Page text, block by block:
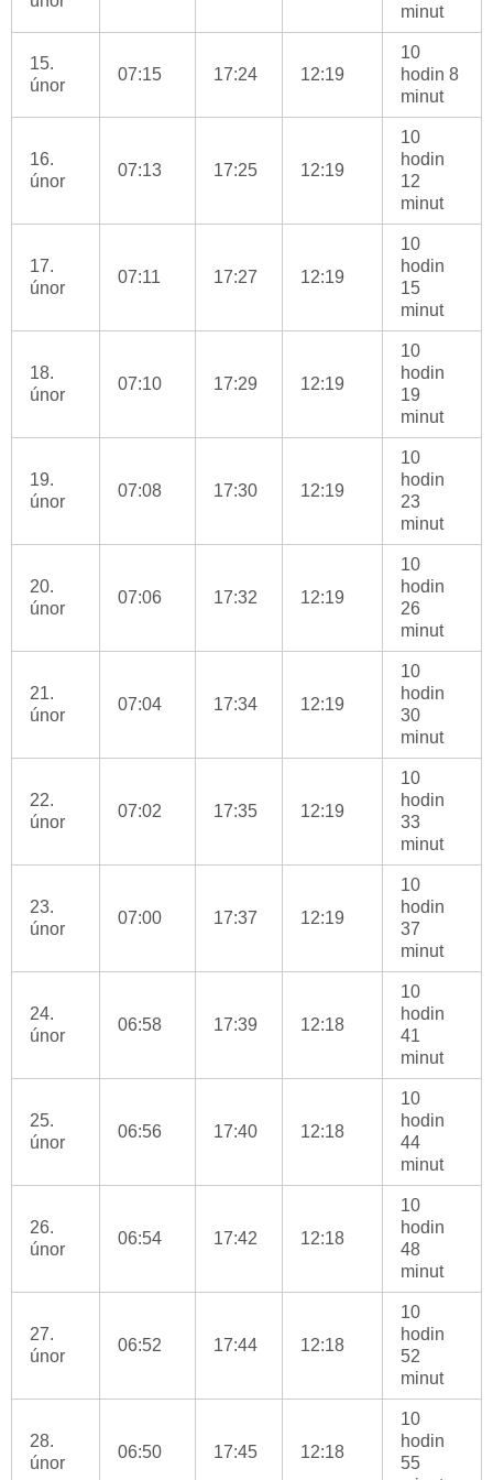
minut
15.
únor
07:15 17:24 12:19
10
hodin 8
minut
16.
únor
07:13 17:25 12:19
10
hodin
12
minut
17.
únor
07:11 17:27 12:19
10
hodin
15
minut
18.
únor
07:10 17:29 12:19
10
hodin
19
minut
19.
únor
07:08 17:30 12:19
10
hodin
23
minut
20.
únor
07:06 17:32 12:19
10
hodin
26
minut
21.
únor
07:04 17:34 12:19
10
hodin
30
minut
22.
únor
07:02 17:35 12:19
10
hodin
33
minut
23.
únor
07:00 17:37 12:19
10
hodin
37
minut
24.
únor
06:58 17:39 12:18
10
hodin
41
minut
25.
únor
06:56 17:40 12:18
10
hodin
44
minut
26.
únor
06:54 17:42 12:18
10
hodin
48
minut
27.
únor
06:52 17:44 12:18
10
hodin
52
minut
28.
únor
06:50 17:45 12:18
10
hodin
55